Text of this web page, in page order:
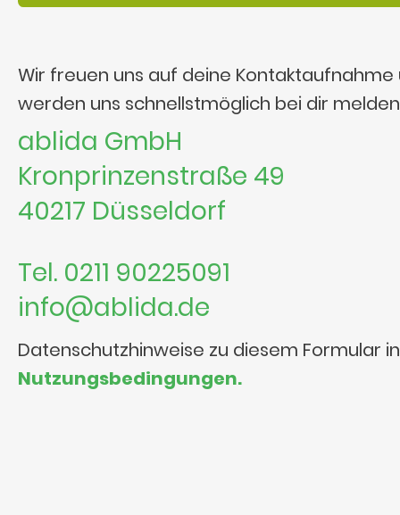
Wir freuen uns auf deine Kontaktaufnahme
werden uns schnellstmöglich bei dir
ablida GmbH
Kronprinzenstraße 49
40217 Düsseldorf
Tel. 0211 90225091
info@ablida.de
Datenschutzhinweise zu diesem Formular
Nutzungsbedingungen.